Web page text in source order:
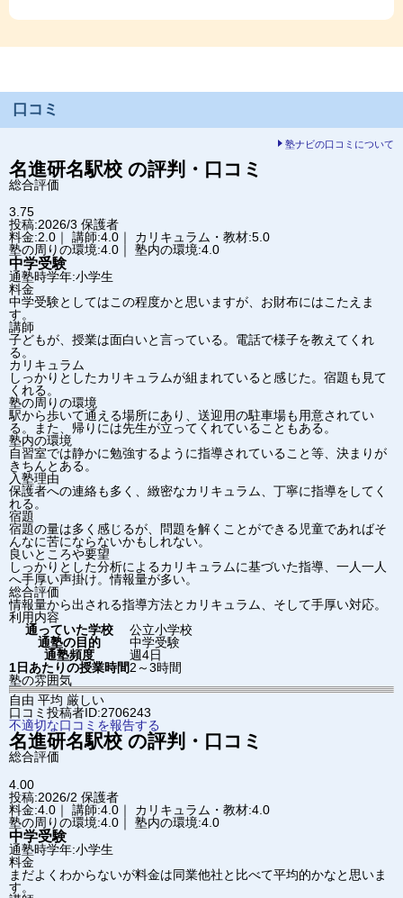
口コミ
塾ナビの口コミについて
名進研名駅校 の評判・口コミ
総合評価
3.75
投稿:2026/3 保護者
料金:2.0｜ 講師:4.0｜ カリキュラム・教材:5.0
塾の周りの環境:4.0｜ 塾内の環境:4.0
中学受験
通塾時学年:小学生
料金
中学受験としてはこの程度かと思いますが、お財布にはこたえま
す。
講師
子どもが、授業は面白いと言っている。電話で様子を教えてくれ
る。
カリキュラム
しっかりとしたカリキュラムが組まれていると感じた。宿題も見て
くれる。
塾の周りの環境
駅から歩いて通える場所にあり、送迎用の駐車場も用意されてい
る。また、帰りには先生が立ってくれていることもある。
塾内の環境
自習室では静かに勉強するように指導されていること等、決まりが
きちんとある。
入塾理由
保護者への連絡も多く、緻密なカリキュラム、丁寧に指導をしてく
れる。
宿題
宿題の量は多く感じるが、問題を解くことができる児童であればそ
んなに苦にならないかもしれない。
良いところや要望
しっかりとした分析によるカリキュラムに基づいた指導、一人一人
へ手厚い声掛け。情報量が多い。
総合評価
情報量から出される指導方法とカリキュラム、そして手厚い対応。
利用内容
通っていた学校
公立小学校
通塾の目的
中学受験
通塾頻度
週4日
1日あたりの授業時間2～3時間
塾の雰囲気
自由 平均 厳しい
口コミ投稿者ID:2706243
不適切な口コミを報告する
名進研名駅校 の評判・口コミ
総合評価
4.00
投稿:2026/2 保護者
料金:4.0｜ 講師:4.0｜ カリキュラム・教材:4.0
塾の周りの環境:4.0｜ 塾内の環境:4.0
中学受験
通塾時学年:小学生
料金
まだよくわからないが料金は同業他社と比べて平均的かなと思いま
す。